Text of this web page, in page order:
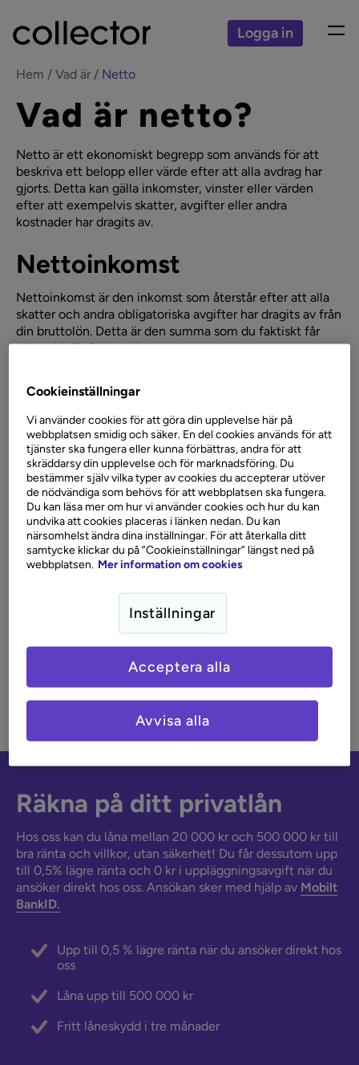
Logga in
Hem Vad är Netto
Vad är netto?
Netto är ett ekonomiskt begrepp som används för att
beskriva ett belopp eller värde efter att alla avdrag har
gjorts. Detta kan gälla inkomster, vinster eller värden
efter att exempelvis skatter, avgifter eller andra
kostnader har dragits av.
Nettoinkomst
Nettoinkomst är den inkomst som återstår efter att alla
skatter och andra obligatoriska avgifter har dragits av från
din bruttolön. Detta är den summa som du faktiskt får
utbetald till ditt bankkonto.
Nettovinst
Nettovinst är den vinst ett företag har kvar efter att alla
kostnader, inklusive skatter och räntor, har dragits av från
intäkterna. Detta är företagets "faktiska" vinst som kan
användas till utdelningar, återinvesteringar eller andra
ändamål.
Exempel på netto
Om du har en bruttolönpå 30 000 kronor i månaden och
Varför är netto viktigt?
Att förstå netto är viktigt eftersom det ger en tydlig bild
av det verkliga värdet av en inkomst eller vinst efter alla
budget och fatta informerade beslut.
Räkna på ditt privatlån
Hos oss kan du låna mellan 20 000 kr och 500 000 kr till
bra ränta och villkor, utan säkerhet! Du får dessutom upp
till 0,5% lägre ränta och 0 kr i uppläggningsavgift när du
ansöker direkt hos oss. Ansökan sker med hjälp av Mobilt
BankID.
Upp till 0,5 % lägre ränta när du ansöker direkt hos
oss
Låna upp till 500 000 kr
Fritt låneskydd i tre månader
Cookieinställningar
Vi använder cookies för att göra din upplevelse här på
webbplatsen smidig och säker. En del cookies används för att
tjänster ska fungera eller kunna förbättras, andra för att
skräddarsy din upplevelse och för marknadsföring. Du
bestämmer själv vilka typer av cookies du accepterar utöver
de nödvändiga som behövs för att webbplatsen ska fungera.
Du kan läsa mer om hur vi använder cookies och hur du kan
undvika att cookies placeras i länken nedan. Du kan
närsomhelst ändra dina inställningar. För att återkalla ditt
samtycke klickar du på ”Cookieinställningar” längst ned på
webbplatsen. Mer information om cookies
Inställningar
Avvisa alla
Acceptera alla